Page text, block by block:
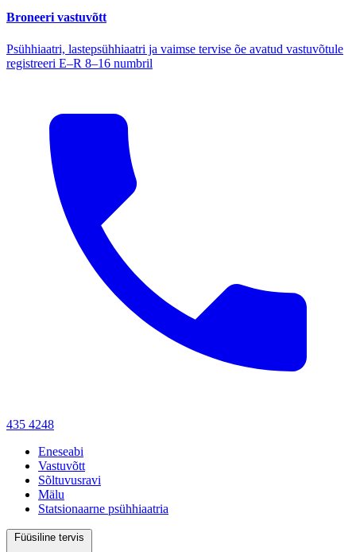
Broneeri vastuvõtt
Psühhiaatri, lastepsühhiaatri ja vaimse tervise õe avatud vastuvõtule
registreeri E–R 8–16 numbril
435 4248
Eneseabi
Vastuvõtt
Sõltuvusravi
Mälu
Statsionaarne psühhiaatria
Füüsiline tervis